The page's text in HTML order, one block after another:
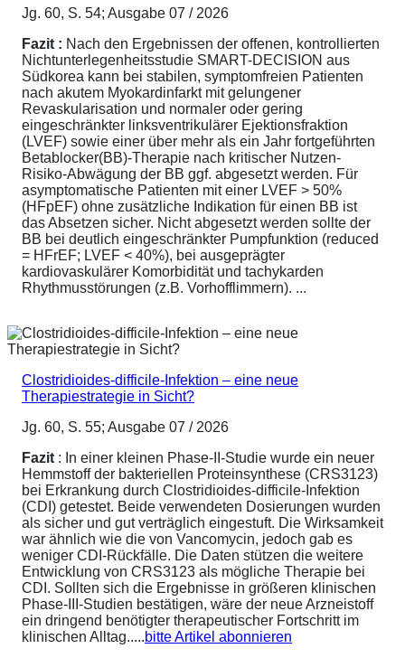
Jg. 60, S. 54; Ausgabe 07 / 2026
Fazit : Nach den Ergebnissen der offenen, kontrollierten
Nichtunterlegenheitsstudie SMART-DECISION aus
Südkorea kann bei stabilen, symptomfreien Patienten
nach akutem Myokardinfarkt mit gelungener
Revaskularisation und normaler oder gering
eingeschränkter linksventrikulärer Ejektionsfraktion
(LVEF) sowie einer über mehr als ein Jahr fortgeführten
Betablocker(BB)-Therapie nach kritischer Nutzen-
Risiko-Abwägung der BB ggf. abgesetzt werden. Für
asymptomatische Patienten mit einer LVEF > 50%
(HFpEF) ohne zusätzliche Indikation für einen BB ist
das Absetzen sicher. Nicht abgesetzt werden sollte der
BB bei deutlich eingeschränkter Pumpfunktion (reduced
= HFrEF; LVEF < 40%), bei ausgeprägter
kardiovaskulärer Komorbidität und tachykarden
Rhythmusstörungen (z.B. Vorhofflimmern). ...
Clostridioides-difficile-Infektion – eine neue
Therapiestrategie in Sicht?
Jg. 60, S. 55; Ausgabe 07 / 2026
Fazit : In einer kleinen Phase-II-Studie wurde ein neuer
Hemmstoff der bakteriellen Proteinsynthese (CRS3123)
bei Erkrankung durch Clostridioides-difficile-Infektion
(CDI) getestet. Beide verwendeten Dosierungen wurden
als sicher und gut verträglich eingestuft. Die Wirksamkeit
war ähnlich wie die von Vancomycin, jedoch gab es
weniger CDI-Rückfälle. Die Daten stützen die weitere
Entwicklung von CRS3123 als mögliche Therapie bei
CDI. Sollten sich die Ergebnisse in größeren klinischen
Phase-III-Studien bestätigen, wäre der neue Arzneistoff
ein dringend benötigter therapeutischer Fortschritt im
klinischen Alltag.....bitte Artikel abonnieren